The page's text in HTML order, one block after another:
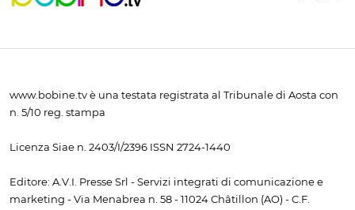
www.bobine.tv è una testata registrata al Tribunale di Aosta con
n. 5/10 reg. stampa
Licenza Siae n. 2403/I/2396 ISSN 2724-1440
Editore: A.V.I. Presse Srl - Servizi integrati di comunicazione e
marketing - Via Menabrea n. 58 - 11024 Châtillon (AO) - C.F.